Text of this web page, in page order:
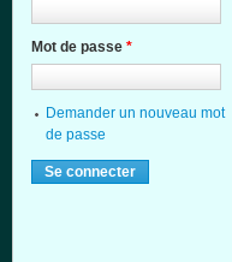
Mot de passe *
Demander un nouveau mot
de passe